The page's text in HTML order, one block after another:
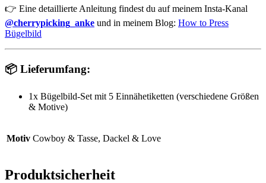
👉 Eine detaillierte Anleitung findest du auf meinem Insta-Kanal
@cherrypicking_anke und in meinem Blog: How to Press
Bügelbild
📦 Lieferumfang:
1x Bügelbild-Set mit 5 Einnähetiketten (verschiedene Größen
& Motive)
Motiv Cowboy & Tasse, Dackel & Love
Produktsicherheit